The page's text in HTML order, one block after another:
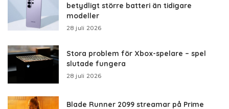
betydligt större batteri än tidigare
modeller
28 juli 2026
Stora problem för Xbox-spelare – spel
slutade fungera
28 juli 2026
Blade Runner 2099 streamar på Prime